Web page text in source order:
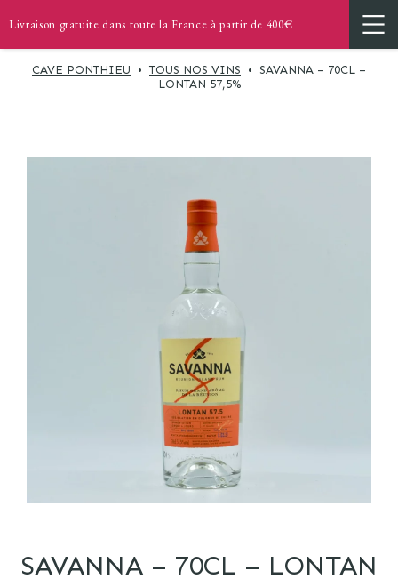
Livraison gratuite dans toute la France à partir de 400€
CAVE PONTHIEU • TOUS NOS VINS • SAVANNA – 70CL –
LONTAN 57,5%
SAVANNA – 70CL – LONTAN